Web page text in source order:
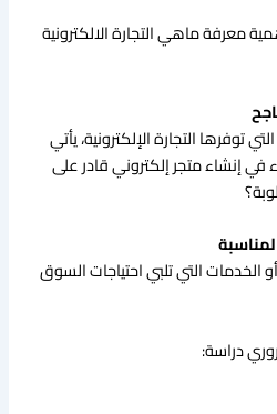
معرفة ماهي التجارة الالكترونية
توفرها التجارة الإلكترونية، يأتي
إنشاء متجر إلكتروني قادر على
أو الخدمات التي تلبي احتياجات السوق
دراسة: